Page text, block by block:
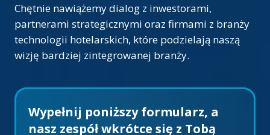
Chętnie nawiążemy dialog z inwestorami,
partnerami strategicznymi oraz firmami z branży
technologii hotelarskich, które podzielają naszą
wizję bardziej zintegrowanej branży.
Wypełnij poniższy formularz, a
nasz zespół wkrótce się z Tobą